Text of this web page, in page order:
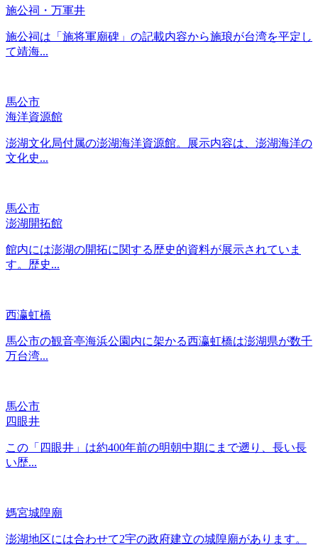
施公祠・万軍井
施公祠は「施将軍廟碑」の記載内容から施琅が台湾を平定し
て靖海...
馬公市
海洋資源館
澎湖文化局付属の澎湖海洋資源館。展示内容は、澎湖海洋の
文化史...
馬公市
澎湖開拓館
館内には澎湖の開拓に関する歴史的資料が展示されていま
す。歴史...
西瀛虹橋
馬公市の観音亭海浜公園内に架かる西瀛虹橋は澎湖県が数千
万台湾...
馬公市
四眼井
この「四眼井」は約400年前の明朝中期にまで遡り、長い長
い歴...
媽宮城隍廟
澎湖地区には合わせて2宇の政府建立の城隍廟があります。